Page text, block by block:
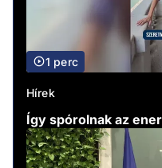
1 perc
Hírek
Így spórolnak az